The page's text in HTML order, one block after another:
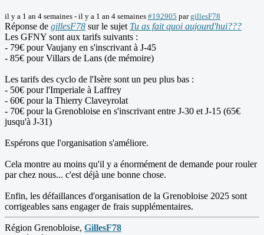
il y a 1 an 4 semaines - il y a 1 an 4 semaines #192905 pargillesF78
Réponse de gillesF78 sur le sujet Tu as fait quoi aujourd'hui???
Les GFNY sont aux tarifs suivants :
- 79€ pour Vaujany en s'inscrivant à J-45
- 85€ pour Villars de Lans (de mémoire)
Les tarifs des cyclo de l'Isère sont un peu plus bas :
- 50€ pour l'Imperiale à Laffrey
- 60€ pour la Thierry Claveyrolat
- 70€ pour la Grenobloise en s'inscrivant entre J-30 et J-15 (65€
jusqu'à J-31)
Espérons que l'organisation s'améliore.
Cela montre au moins qu'il y a énormément de demande pour rouler
par chez nous... c'est déjà une bonne chose.
Enfin, les défaillances d'organisation de la Grenobloise 2025 sont
corrigeables sans engager de frais supplémentaires.
Région Grenobloise, GillesF78